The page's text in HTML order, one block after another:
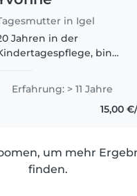
in Igel
Jahren in der
bin
großes Haus, großer Garten,
Hunde Hühner Fische.
sehr gerne in dem Beruf
Erfahrung: > 11 Jahre
15,00
um mehr
finden.